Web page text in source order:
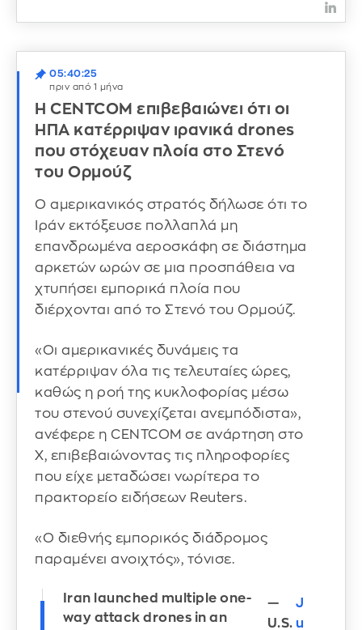
05:40:25
πριν από 1 μήνα
Η CENTCOM επιβεβαιώνει ότι οι
ΗΠΑ κατέρριψαν ιρανικά drones
που στόχευαν πλοία στο Στενό
του Ορμούζ
Ο αμερικανικός στρατός δήλωσε ότι το
Ιράν εκτόξευσε πολλαπλά μη
επανδρωμένα αεροσκάφη σε διάστημα
αρκετών ωρών σε μια προσπάθεια να
χτυπήσει εμπορικά πλοία που
διέρχονται από το Στενό του Ορμούζ.
«Οι αμερικανικές δυνάμεις τα
κατέρριψαν όλα τις τελευταίες ώρες,
καθώς η ροή της κυκλοφορίας μέσω
του στενού συνεχίζεται ανεμπόδιστα»,
ανέφερε η CENTCOM σε ανάρτηση στο
X, επιβεβαιώνοντας τις πληροφορίες
που είχε μεταδώσει νωρίτερα το
πρακτορείο ειδήσεων Reuters.
«Ο διεθνής εμπορικός διάδρομος
παραμένει ανοιχτός», τόνισε.
Iran launched multiple one-
way attack drones in an
—
U.S.
J
u